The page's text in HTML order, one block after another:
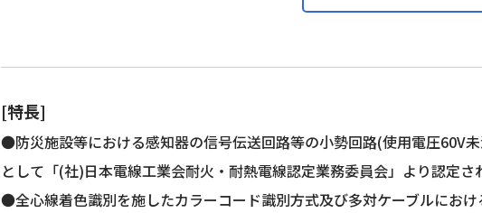
[特長]
●防災施設等における感知器の信号伝送回路等の小勢回路(使用電圧60V
として「(社)日本電線工業会耐火・耐熱電線認定業務委員会」より認定さ
●全心線着色識別を施したカラーコード識別方式及び多対ケーブルにお